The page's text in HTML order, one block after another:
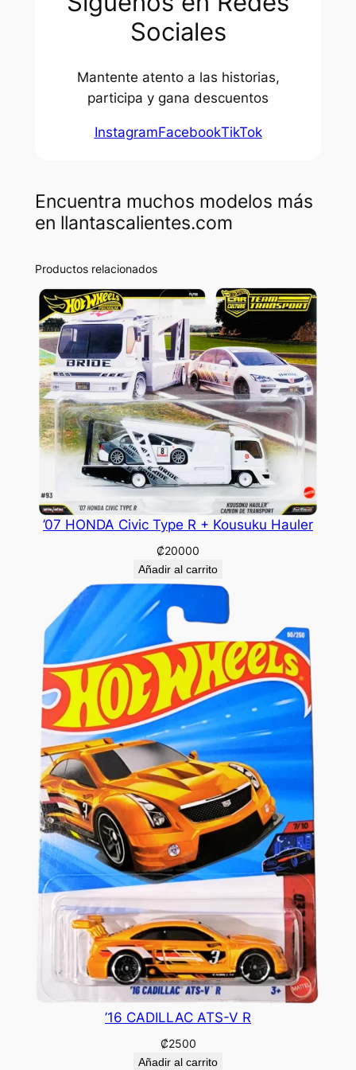
Sociales
Mantente atento a las historias,
participa y gana descuentos
InstagramFacebookTikTok
Encuentra muchos modelos más
en llantascalientes.com
Productos relacionados
’07 HONDA Civic Type R + Kousuku Hauler
₡20000
Añadir al carrito
’16 CADILLAC ATS-V R
₡2500
Añadir al carrito